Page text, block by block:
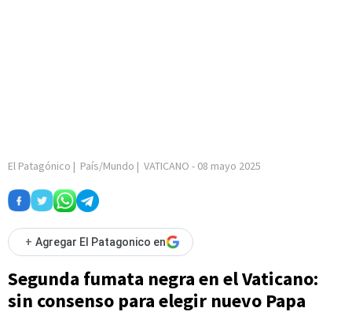
El Patagónico | País/Mundo | VATICANO - 08 mayo 2025
+ Agregar El Patagonico en
Segunda fumata negra en el Vaticano:
sin consenso para elegir nuevo Papa